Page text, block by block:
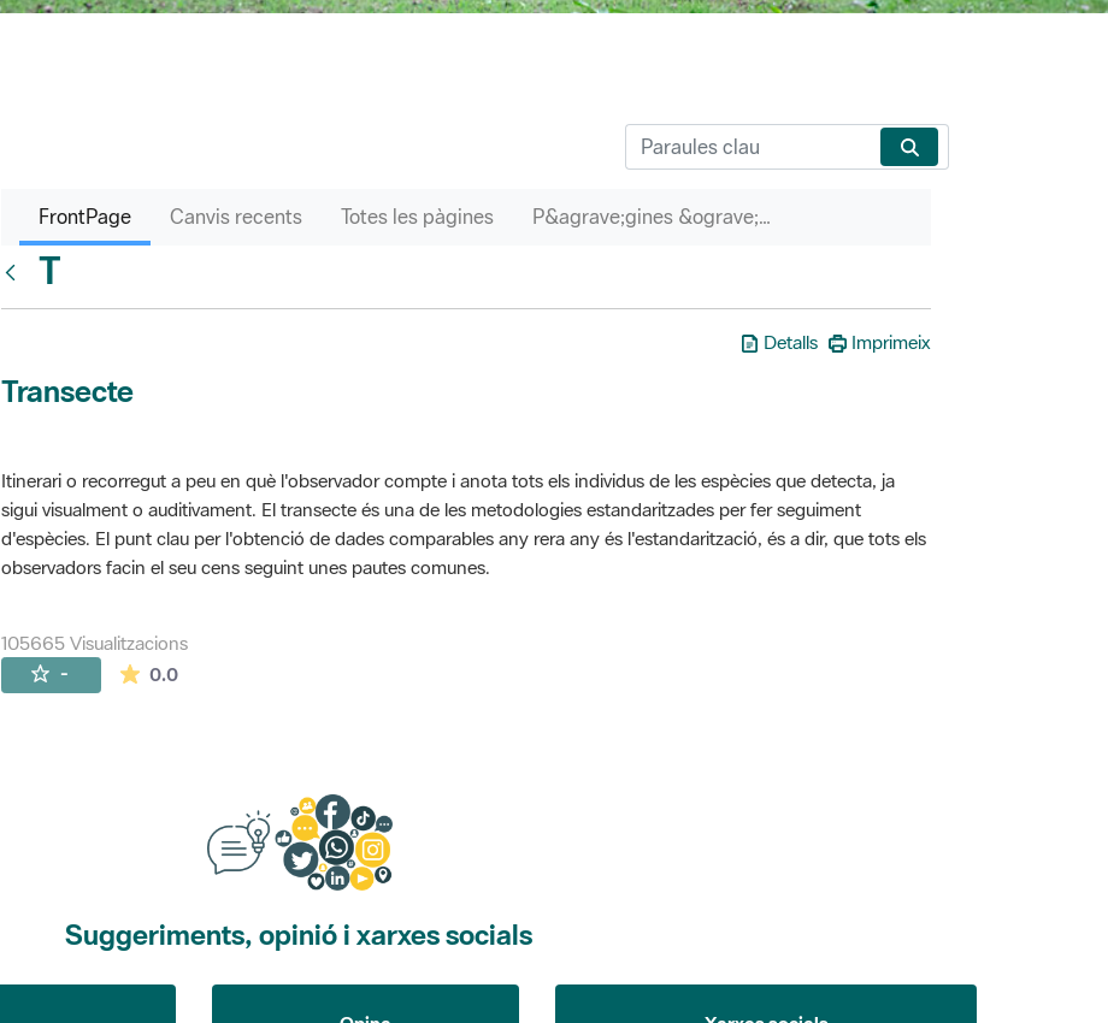
FrontPage Canvis recents Totes les pàgines P&agrave;gines &ograve;rfenes
T
Detalls Imprimeix
Transecte
Itinerari o recorregut a peu en què l'observador compte i anota tots els individus de les espècies que detecta, ja
sigui visualment o auditivament. El transecte és una de les metodologies estandaritzades per fer seguiment
d'espècies. El punt clau per l'obtenció de dades comparables any rera any és l'estandarització, és a dir, que tots els
observadors facin el seu cens seguint unes pautes comunes.
105665 Visualitzacions
- 0.0La mitjana de les valoracions és de 0 estrelles de 5.
Suggeriments, opinió i xarxes socials